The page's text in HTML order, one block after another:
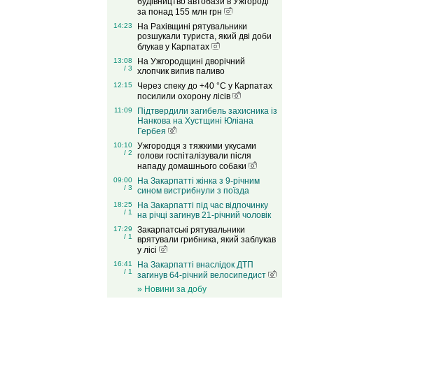
за понад 155 млн грн
14:23
На Рахівщині рятувальники
розшукали туриста, який дві доби
блукав у Карпатах
13:08
/ 3
На Ужгородщині дворічний
хлопчик випив паливо
12:15
Через спеку до +40 °C у Карпатах
посилили охорону лісів
11:09
Підтвердили загибель захисника із
Нанкова на Хустщині Юліана
Гербея
10:10
/ 2
Ужгородця з тяжкими укусами
голови госпіталізували після
нападу домашнього собаки
09:00
/ 3
На Закарпатті жінка з 9-річним
сином вистрибнули з поїзда
18:25
/ 1
На Закарпатті під час відпочинку
на річці загинув 21-річний чоловік
17:29
/ 1
Закарпатські рятувальники
врятували грибника, який заблукав
у лісі
16:41
/ 1
На Закарпатті внаслідок ДТП
загинув 64-річний велосипедист
» Новини за добу